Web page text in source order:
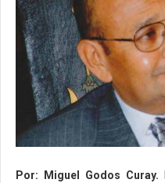
Por: Miguel Godos Curay.